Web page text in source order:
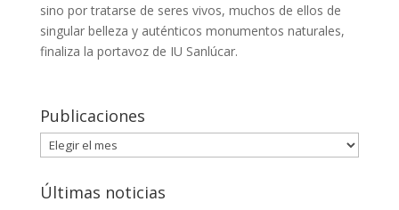
sino por tratarse de seres vivos, muchos de ellos de
singular belleza y auténticos monumentos naturales,
finaliza la portavoz de IU Sanlúcar.
Publicaciones
Publicaciones
Últimas noticias